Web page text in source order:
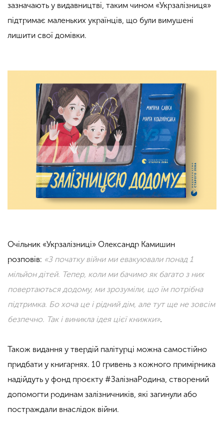
зазначають у видавництві, таким чином «Укрзалізниця»
підтримає маленьких українців, що були вимушені
лишити свої домівки.
Очільник «Укрзалізниці» Олександр Камишин
розповів: «З початку війни ми евакуювали понад 1
мільйон дітей. Тепер, коли ми бачимо як багато з них
повертаються додому, ми зрозуміли, що їм потрібна
підтримка. Бо хоча це і рідний дім, але тут ще не зовсім
безпечно. Так і виникла ідея цієї книжки».
Також видання у твердій палітурці можна самостійно
придбати у книгарнях. 10 гривень з кожного примірника
надійдуть у фонд проєкту #ЗалізнаРодина, створений
допомогти родинам залізничників, які загинули або
постраждали внаслідок війни.